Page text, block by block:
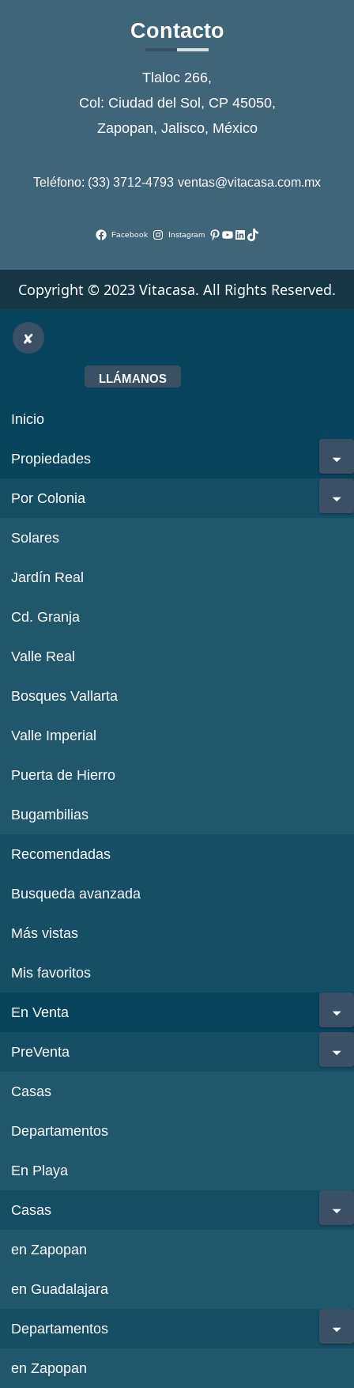
Contacto
Tlaloc 266,
Col: Ciudad del Sol, CP 45050,
Zapopan, Jalisco, México
Teléfono: (33) 3712-4793 ventas@vitacasa.com.mx
Facebook Instagram Pinterest
YouTube
LinkedIn
TikTok
Copyright © 2023 Vitacasa. All Rights Reserved.
LLÁMANOS
Inicio
Propiedades
Por Colonia
Solares
Jardín Real
Cd. Granja
Valle Real
Bosques Vallarta
Valle Imperial
Puerta de Hierro
Bugambilias
Recomendadas
Busqueda avanzada
Más vistas
Mis favoritos
En Venta
PreVenta
Casas
Departamentos
En Playa
Casas
en Zapopan
en Guadalajara
Departamentos
en Zapopan